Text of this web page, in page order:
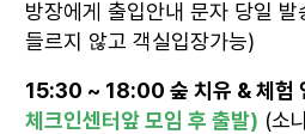
방장에게 출입안내 문자 당일 발
들르지 않고 객실입장가능)
15:30 ~ 18:00 숲 치유 & 체험
체크인센터앞 모임 후 출발) (소